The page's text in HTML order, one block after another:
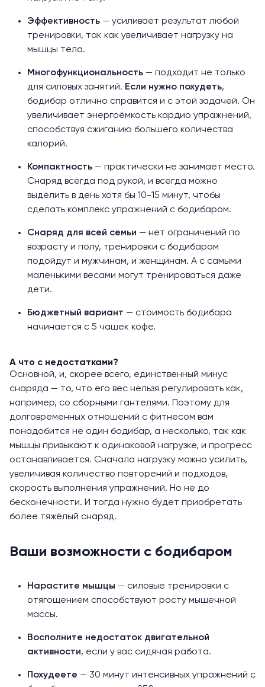
Эффективность — усиливает результат любой
тренировки, так как увеличивает нагрузку на
мышцы тела.
Многофункциональность — подходит не только
для силовых занятий. Если нужно похудеть,
бодибар отлично справится и с этой задачей. Он
увеличивает энергоёмкость кардио упражнений,
способствуя сжиганию большего количества
калорий.
Компактность — практически не занимает место.
Снаряд всегда под рукой, и всегда можно
выделить в день хотя бы 10-15 минут, чтобы
сделать комплекс упражнений с бодибаром.
Снаряд для всей семьи — нет ограничений по
возрасту и полу, тренировки с бодибаром
подойдут и мужчинам, и женщинам. А с самыми
маленькими весами могут тренироваться даже
дети.
Бюджетный вариант — стоимость бодибара
начинается с 5 чашек кофе.
А что с недостатками?
Основной, и, скорее всего, единственный минус
снаряда — то, что его вес нельзя регулировать как,
например, со сборными гантелями. Поэтому для
долговременных отношений с фитнесом вам
понадобится не один бодибар, а несколько, так как
мышцы привыкают к одинаковой нагрузке, и прогресс
останавливается. Сначала нагрузку можно усилить,
увеличивая количество повторений и подходов,
скорость выполнения упражнений. Но не до
бесконечности. И тогда нужно будет приобретать
более тяжёлый снаряд.
Ваши возможности с бодибаром
Нарастите мышцы — силовые тренировки с
отягощением способствуют росту мышечной
массы.
Восполните недостаток двигательной
активности, если у вас сидячая работа.
Похудеете — 30 минут интенсивных упражнений с